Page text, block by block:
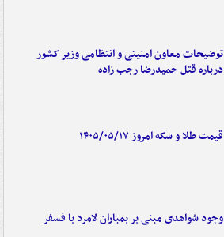
توضیحات معاون امنیتی و انتظامی وزیر کشور
درباره قتل حمیدرضا رجب زاده
قیمت طلا و سکه امروز ۱۴۰۵/۰۵/۱۷
وجود شواهدی مبنی بر بمباران لامرد با فسفر